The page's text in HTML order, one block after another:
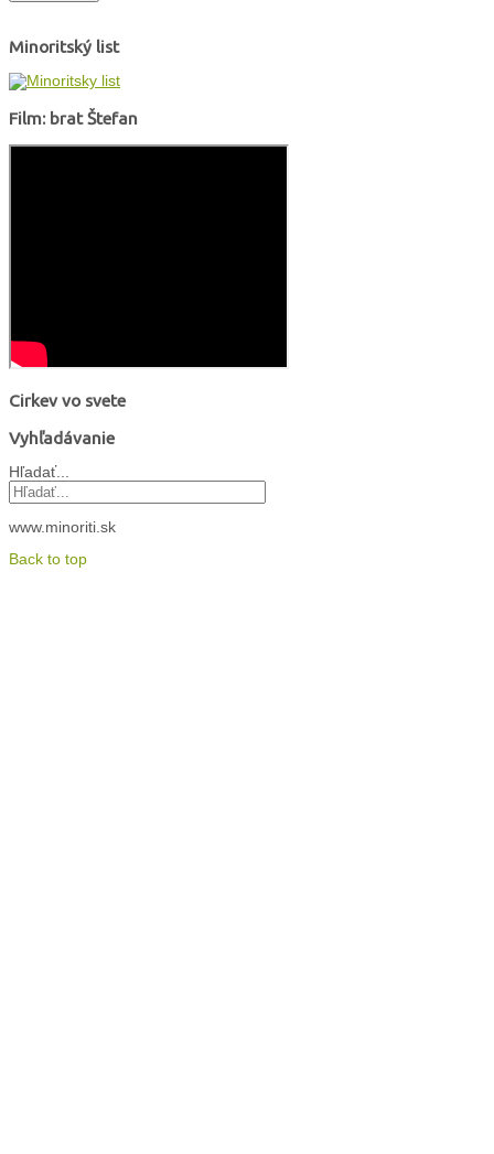
Minoritský list
Film: brat Štefan
Cirkev vo svete
Vyhľadávanie
Hľadať...
www.minoriti.sk
Back to top